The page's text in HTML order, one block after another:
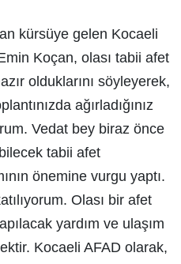
kürsüye gelen Kocaeli
Koçan, olası tabii afet
olduklarını söyleyerek,
ağırladığınız
Vedat bey biraz önce
tabii afet
önemine vurgu yaptı.
Olası bir afet
yardım ve ulaşım
Kocaeli AFAD olarak,